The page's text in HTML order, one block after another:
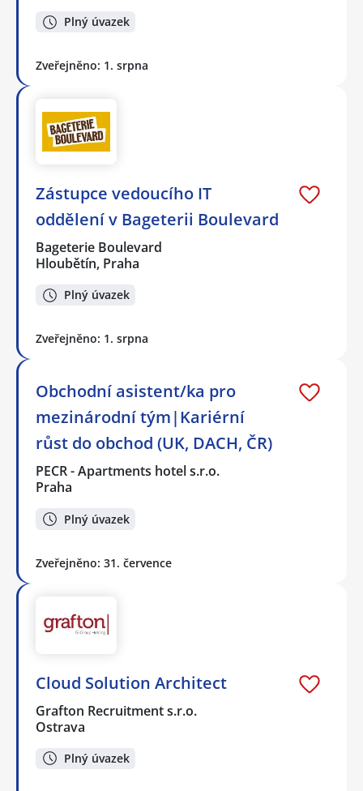
Plný úvazek
Zveřejněno: 1. srpna
Zástupce vedoucího IT
oddělení v Bageterii Boulevard
Bageterie Boulevard
Hloubětín, Praha
Plný úvazek
Zveřejněno: 1. srpna
Obchodní asistent/ka pro
mezinárodní tým|Kariérní
růst do obchod (UK, DACH, ČR)
PECR - Apartments hotel s.r.o.
Praha
Plný úvazek
Zveřejněno: 31. července
Cloud Solution Architect
Grafton Recruitment s.r.o.
Ostrava
Plný úvazek